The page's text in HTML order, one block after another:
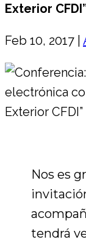
Exterior
Feb 10, 2017
Nos es
tendrá